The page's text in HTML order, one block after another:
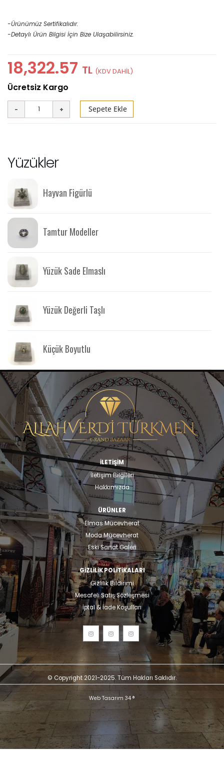
-Ürünümüz Sertifikalıdır.
-Detaylı Ürün Bilgisi İçin Bize Ulaşabilirsiniz.
18,322.57 TL
Sepete Ekle
Yüzükler
Hayvan Figürlü
Tamtur Modeller
Yüzük Sade Elmaslı
Yüzük Değerli Taşlı
Küçük Boyutlu
İLETİŞİM
İletişim Bilgileri
Hakkımızda
ÜRÜNLER
Elmas Mücevherat
Moda Mücevherat
Eski Sanat Galeri
GIZLILIK POLITIKALARI
Gizlilik Bildirimi
Mesafeli Satış Sözleşmesi
İptal & İade Koşulları
© Copyright 2021-2025. Tüm Hakları Saklıdır.
Web Tasarım 34 ®